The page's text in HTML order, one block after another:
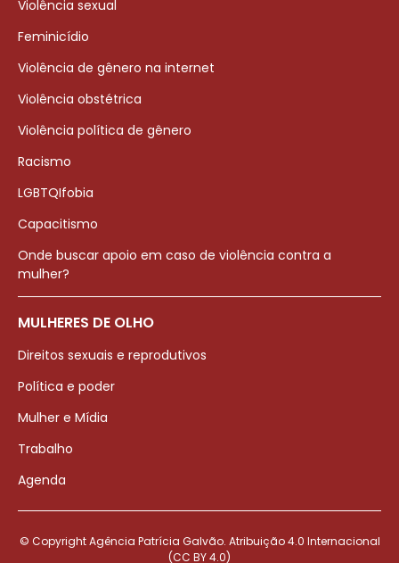
Violência sexual
Feminicídio
Violência de gênero na internet
Violência obstétrica
Violência política de gênero
Racismo
LGBTQIfobia
Capacitismo
Onde buscar apoio em caso de violência contra a
mulher?
MULHERES DE OLHO
Direitos sexuais e reprodutivos
Política e poder
Mulher e Mídia
Trabalho
Agenda
© Copyright Agência Patrícia Galvão. Atribuição 4.0 Internacional
(CC BY 4.0)